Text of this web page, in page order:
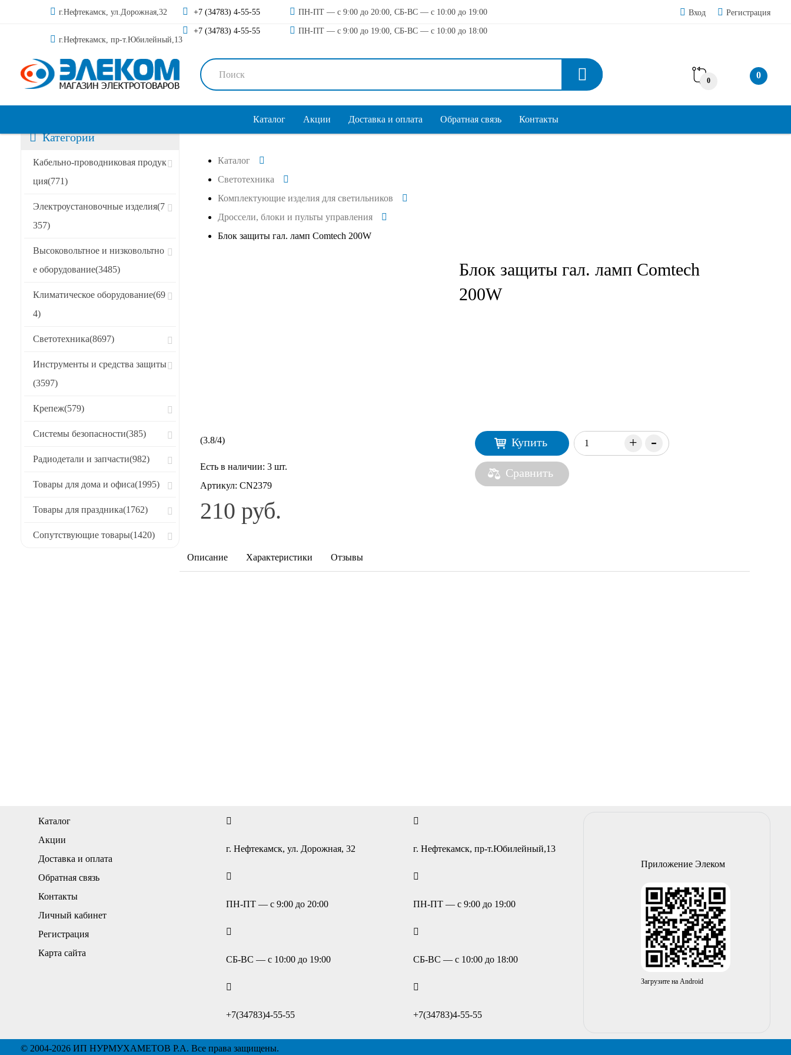
г.Нефтекамск, ул.Дорожная,32
г.Нефтекамск, пр-т.Юбилейный,13
+7 (34783) 4-55-55
+7 (34783) 4-55-55
ПН-ПТ — с 9:00 до 20:00, СБ-ВС — с 10:00 до 19:00
ПН-ПТ — с 9:00 до 19:00, СБ-ВС — с 10:00 до 18:00
Вход Регистрация
0
0
Каталог Акции Доставка и оплата Обратная связь Контакты
Категории
Кабельно-проводниковая продук
ция(771)
Электроустановочные изделия(7
357)
Высоковольтное и низковольтно
е оборудование(3485)
Климатическое оборудование(69
4)
Светотехника(8697)
Инструменты и средства защиты
(3597)
Крепеж(579)
Системы безопасности(385)
Радиодетали и запчасти(982)
Товары для дома и офиса(1995)
Товары для праздника(1762)
Сопутствующие товары(1420)
Каталог
Светотехника
Комплектующие изделия для светильников
Дроссели, блоки и пульты управления
Блок защиты гал. ламп Comtech 200W
Блок защиты гал. ламп Comtech
200W
(3.8/4)
Есть в наличии: 3 шт.
Артикул: CN2379
210 руб.
+ -
Купить
Сравнить
Описание Характеристики Отзывы
Каталог
Акции
Доставка и оплата
Обратная связь
Контакты
Личный кабинет
Регистрация
Карта сайта
г. Нефтекамск, ул. Дорожная, 32
ПН-ПТ — с 9:00 до 20:00
СБ-ВС — с 10:00 до 19:00
+7(34783)4-55-55
г. Нефтекамск, пр-т.Юбилейный,13
ПН-ПТ — с 9:00 до 19:00
СБ-ВС — с 10:00 до 18:00
+7(34783)4-55-55
Приложение Элеком
Загрузите на Android
© 2004-2026 ИП НУРМУХАМЕТОВ Р.А. Все права защищены.